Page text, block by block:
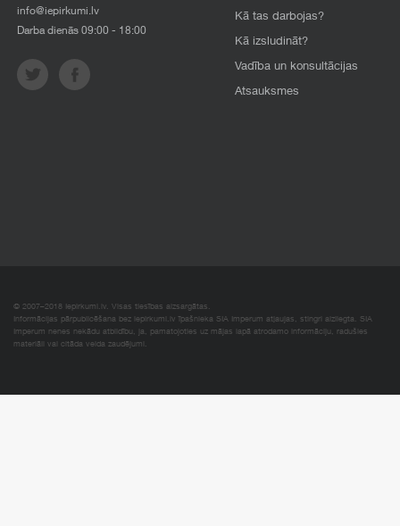
info@iepirkumi.lv
Darba dienās 09:00 - 18:00
Kā tas darbojas?
Kā izsludināt?
Vadība un konsultācijas
Atsauksmes
© 2007–2018 Iepirkumi.lv. Visas tiesības aizsargātas.
Informācijas pārpublicēšana bez iepirkumi.lv īpašnieka SIA Imperum atļaujas, stingri aizliegta. SIA
Imperum nenes nekādu atbildību, ja, pamatojoties uz mājas lapā atrodamo informāciju, radušies
materiāli vai citāda veida zaudējumi.